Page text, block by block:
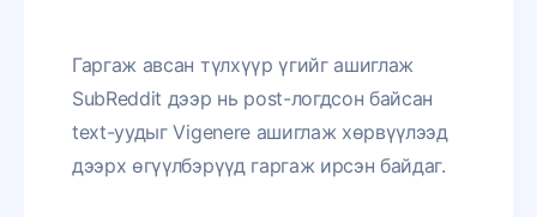
Гаргаж авсан түлхүүр үгийг ашиглаж
SubReddit дээр нь post-логдсон байсан
text-уудыг Vigenere ашиглаж хөрвүүлээд
дээрх өгүүлбэрүүд гаргаж ирсэн байдаг.